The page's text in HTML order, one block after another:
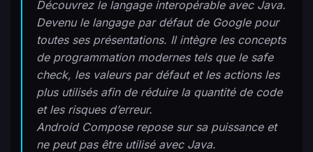
Découvrez le langage interopérable avec Java.
Devenu le langage par défaut de Google pour
toutes ses présentations. Il intègre les concepts
de programmation modernes tels que le safe
check, les valeurs par défaut et les actions les
plus utilisés afin de réduire la quantité de code
et les risques d’erreur.
Android Compose repose sur sa puissance et
ne peut pas être utilisé avec Java.